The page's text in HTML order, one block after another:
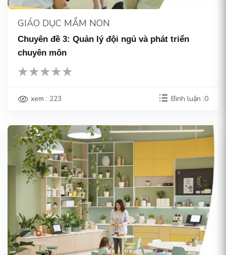
GIÁO DỤC MẦM NON
Chuyên đề 3: Quản lý đội ngủ và phát triển
chuyên môn
xem : 223 Bình luận :0